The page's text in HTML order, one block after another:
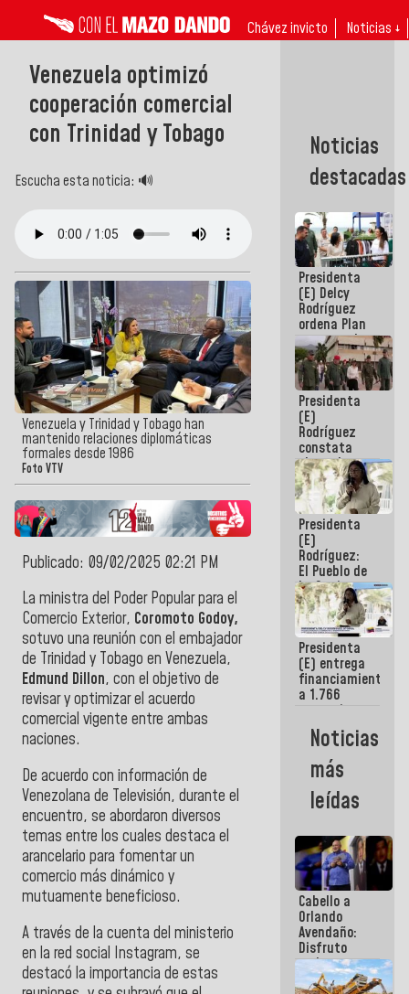
Chávez invicto Noticias ↓
Venezuela optimizó
cooperación comercial
con Trinidad y Tobago
Escucha esta noticia: 🔊
Venezuela y Trinidad y Tobago han
mantenido relaciones diplomáticas
formales desde 1986
Foto VTV
Publicado: 09/02/2025 02:21 PM
La ministra del Poder Popular para el
Comercio Exterior, Coromoto Godoy,
sotuvo una reunión con el embajador
de Trinidad y Tobago en Venezuela,
Edmund Dillon, con el objetivo de
revisar y optimizar el acuerdo
comercial vigente entre ambas
naciones.
De acuerdo con información de
Venezolana de Televisión, durante el
encuentro, se abordaron diversos
temas entre los cuales destaca el
arancelario para fomentar un
comercio más dinámico y
mutuamente beneficioso.
A través de la cuenta del ministerio
en la red social Instagram, se
destacó la importancia de estas
Noticias
destacadas
Presidenta
(E) Delcy
Rodríguez
ordena Plan
maestro de
desarrollo
logístico y
turístico
para La
Guaira
Presidenta
(E)
Rodríguez
constata
obras de
rehabilitación
de Escuela
Militar de
Mamo en La
Guaira
Presidenta
(E)
Rodríguez:
El Pueblo de
La Guaira
siempre
estará
acompañada
por el
Gobierno
Nacional
Presidenta
(E) entrega
financiamientos
a 1.766
comerciantes
emprendedores
afectados
por
terremotos
Noticias
más
leídas
Cabello a
Orlando
Avendaño:
Disfruto
cada vez
que escribes